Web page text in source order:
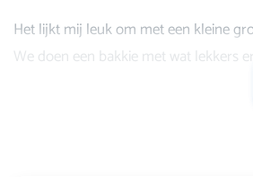
Het lijkt mij leuk om met een kleine
We doen een bakkie met wat lekkers